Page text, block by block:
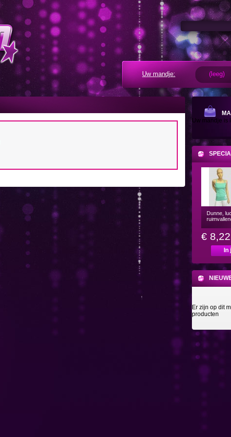
Uw mandje: (leeg)
Uw mandje is
Dunne,
€ 8,22
Er zijn op dit
producten